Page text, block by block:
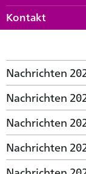
Kontakt
Nachrichten
Nachrichten
Nachrichten
Nachrichten